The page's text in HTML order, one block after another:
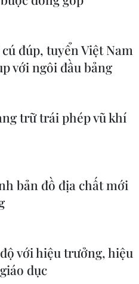
phượng đỏ
đúp, tuyển Việt Nam
với ngôi đầu bảng
trữ trái phép vũ khí
bản đồ địa chất mới
với hiệu trưởng, hiệu
dục